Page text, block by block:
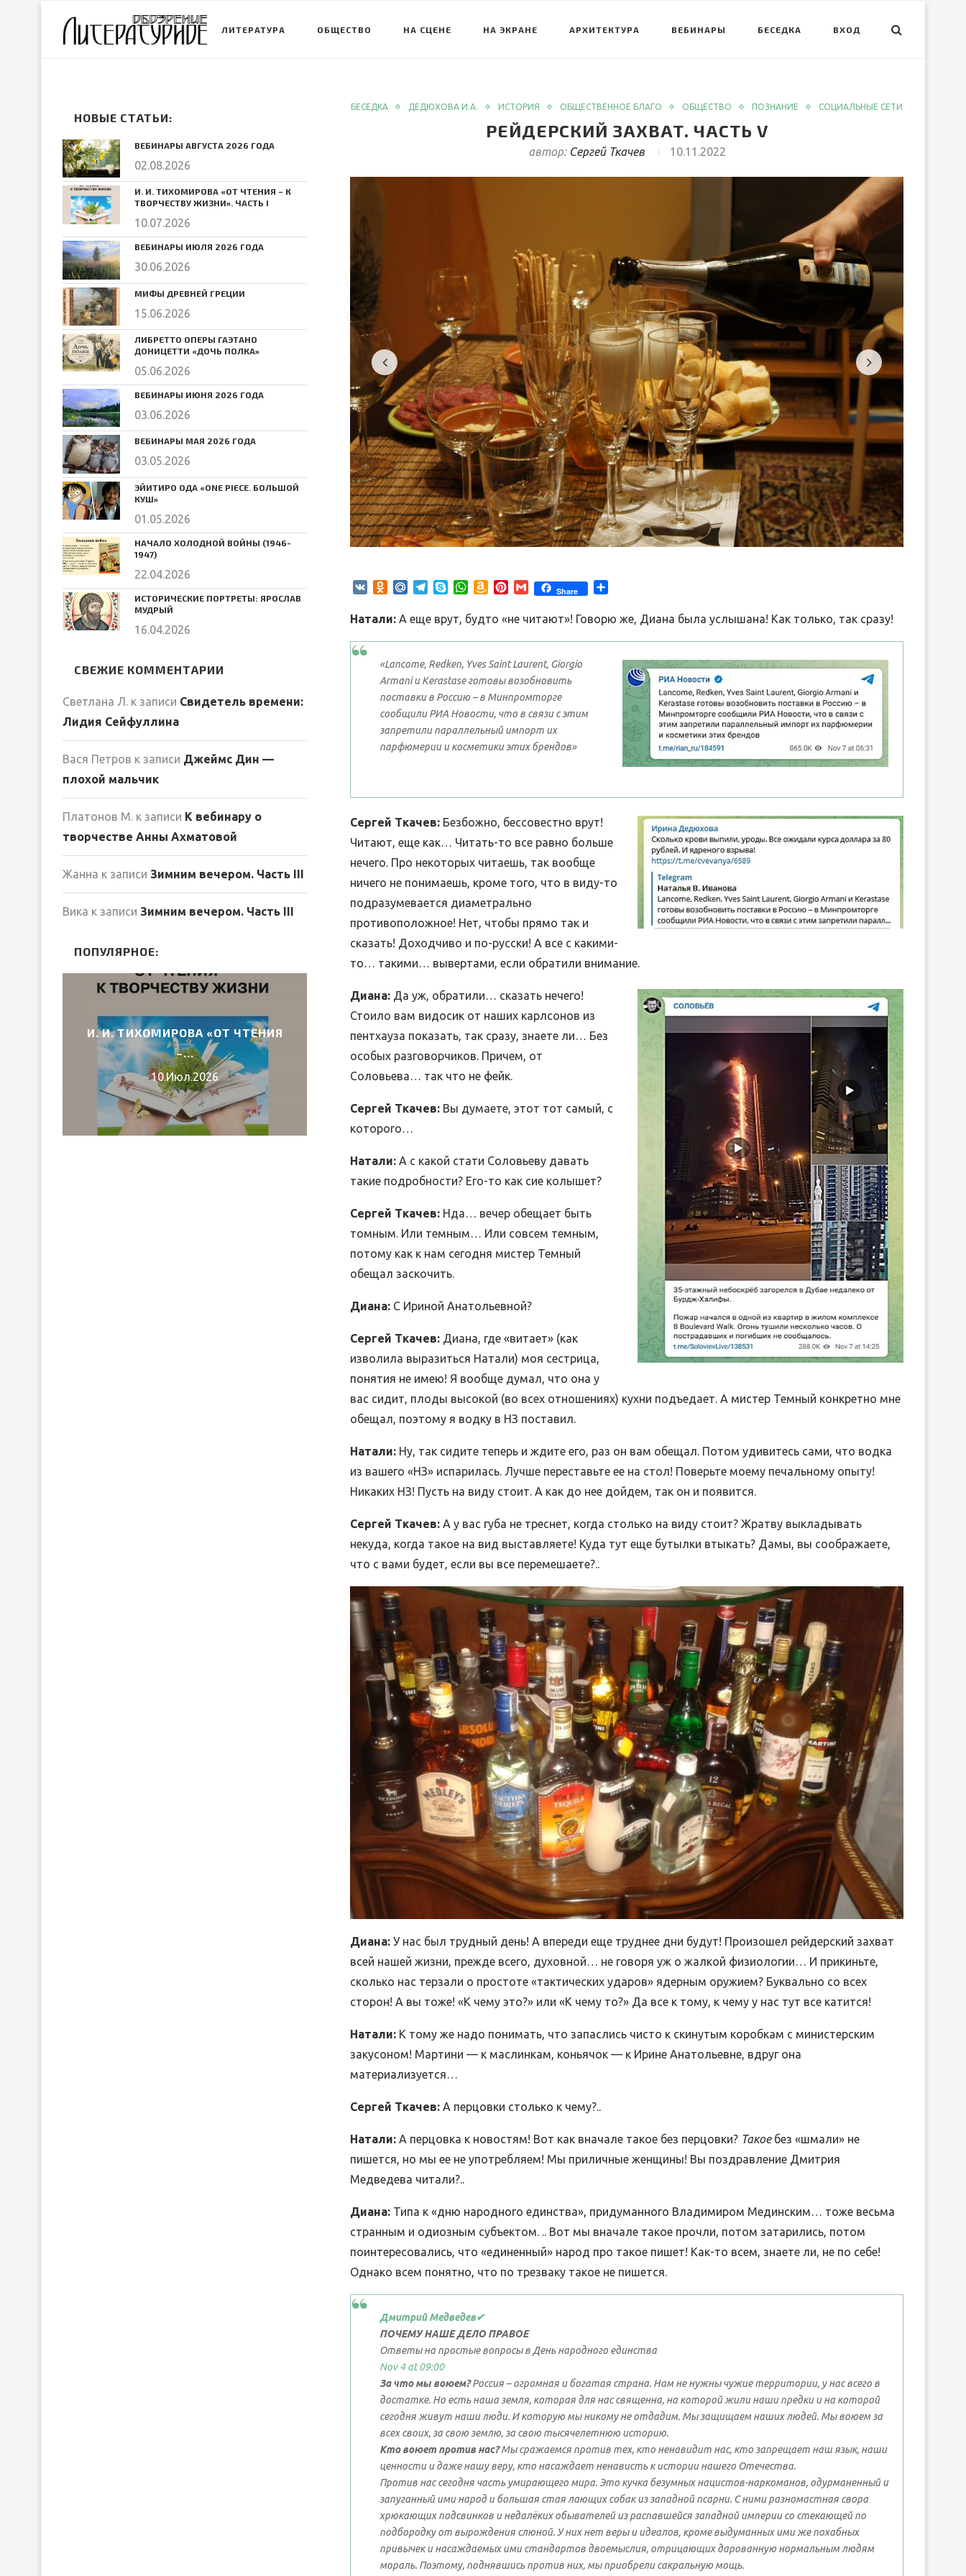
ЛИТЕРАТУРА ОБЩЕСТВО НА СЦЕНЕ НА ЭКРАНЕ АРХИТЕКТУРА ВЕБИНАРЫ БЕСЕДКА ВХОД
БЕСЕДКА ДЕДЮХОВА И.А. ИСТОРИЯ ОБЩЕСТВЕННОЕ БЛАГО ОБЩЕСТВО ПОЗНАНИЕ СОЦИАЛЬНЫЕ СЕТИ
РЕЙДЕРСКИЙ ЗАХВАТ. ЧАСТЬ V
автор: Сергей Ткачев 10.11.2022
VK Odnoklassniki
Mail.RuTelegram
SkypeWhatsApp
Amazon
List
Pinterest
GmailShare
Натали: А еще врут, будто «не читают»! Говорю же, Диана была услышана! Как только, так сразу!
«Lancome, Redken, Yves Saint Laurent, Giorgio
Armani и Kerastase готовы возобновить
поставки в Россию – в Минпромторге
сообщили РИА Новости, что в связи с этим
запретили параллельный импорт их
парфюмерии и косметики этих брендов»
Сергей Ткачев: Безбожно, бессовестно врут!
Читают, еще как… Читать-то все равно больше
нечего. Про некоторых читаешь, так вообще
ничего не понимаешь, кроме того, что в виду-то
подразумевается диаметрально
противоположное! Нет, чтобы прямо так и
сказать! Доходчиво и по-русски! А все с какими-
то… такими… вывертами, если обратили внимание.
Диана: Да уж, обратили… сказать нечего!
Стоило вам видосик от наших карлсонов из
пентхауза показать, так сразу, знаете ли… Без
особых разговорчиков. Причем, от
Соловьева… так что не фейк.
Сергей Ткачев: Вы думаете, этот тот самый, с
которого…
Натали: А с какой стати Соловьеву давать
такие подробности? Его-то как сие колышет?
Сергей Ткачев: Нда… вечер обещает быть
томным. Или темным… Или совсем темным,
потому как к нам сегодня мистер Темный
обещал заскочить.
Диана: С Ириной Анатольевной?
Сергей Ткачев: Диана, где «витает» (как
изволила выразиться Натали) моя сестрица,
понятия не имею! Я вообще думал, что она у
вас сидит, плоды высокой (во всех отношениях) кухни подъедает. А мистер Темный конкретно мне
обещал, поэтому я водку в НЗ поставил.
Натали: Ну, так сидите теперь и ждите его, раз он вам обещал. Потом удивитесь сами, что водка
из вашего «НЗ» испарилась. Лучше переставьте ее на стол! Поверьте моему печальному опыту!
Никаких НЗ! Пусть на виду стоит. А как до нее дойдем, так он и появится.
Сергей Ткачев: А у вас губа не треснет, когда столько на виду стоит? Жратву выкладывать
некуда, когда такое на вид выставляете! Куда тут еще бутылки втыкать? Дамы, вы соображаете,
что с вами будет, если вы все перемешаете?..
Диана: У нас был трудный день! А впереди еще труднее дни будут! Произошел рейдерский захват
всей нашей жизни, прежде всего, духовной… не говоря уж о жалкой физиологии… И прикиньте,
сколько нас терзали о простоте «тактических ударов» ядерным оружием? Буквально со всех
сторон! А вы тоже! «К чему это?» или «К чему то?» Да все к тому, к чему у нас тут все катится!
Натали: К тому же надо понимать, что запаслись чисто к скинутым коробкам с министерским
закусоном! Мартини — к маслинкам, коньячок — к Ирине Анатольевне, вдруг она
материализуется…
Сергей Ткачев: А перцовки столько к чему?..
Натали: А перцовка к новостям! Вот как вначале такое без перцовки? Такоебез «шмали» не
пишется, но мы ее не употребляем! Мы приличные женщины! Вы поздравление Дмитрия
Медведева читали?..
Диана: Типа к «дню народного единства», придуманного Владимиром Мединским… тоже весьма
странным и одиозным субъектом. .. Вот мы вначале такое прочли, потом затарились, потом
поинтересовались, что «единенный» народ про такое пишет! Как-то всем, знаете ли, не по себе!
Однако всем понятно, что по трезваку такое не пишется.
Дмитрий Медведев✔
ПОЧЕМУ НАШЕ ДЕЛО ПРАВОЕ
Ответы на простые вопросы в День народного единства
Nov 4 at 09:00
За что мы воюем?Россия – огромная и богатая страна. Нам не нужны чужие территории, у нас всего в
достатке. Но есть наша земля, которая для нас священна, на которой жили наши предки и на которой
сегодня живут наши люди. И которую мы никому не отдадим. Мы защищаем наших людей. Мы воюем за
всех своих, за свою землю, за свою тысячелетнюю историю.
Кто воюет против нас?Мы сражаемся против тех, кто ненавидит нас, кто запрещает наш язык, наши
ценности и даже нашу веру, кто насаждает ненависть к истории нашего Отечества.
Против нас сегодня часть умирающего мира. Это кучка безумных нацистов-наркоманов, одурманенный и
запуганный ими народ и большая стая лающих собак из западной псарни. С ними разномастная свора
хрюкающих подсвинков и недалёких обывателей из распавшейся западной империи со стекающей по
подбородку от вырождения слюной. У них нет веры и идеалов, кроме выдуманных ими же похабных
привычек и насаждаемых ими стандартов двоемыслия, отрицающих дарованную нормальным людям
мораль. Поэтому, поднявшись против них, мы приобрели сакральную мощь.
НОВЫЕ СТАТЬИ:
ВЕБИНАРЫ АВГУСТА 2026 ГОДА
02.08.2026
И. И. ТИХОМИРОВА «ОТ ЧТЕНИЯ – К
ТВОРЧЕСТВУ ЖИЗНИ». ЧАСТЬ I
10.07.2026
ВЕБИНАРЫ ИЮЛЯ 2026 ГОДА
30.06.2026
МИФЫ ДРЕВНЕЙ ГРЕЦИИ
15.06.2026
ЛИБРЕТТО ОПЕРЫ ГАЭТАНО
ДОНИЦЕТТИ «ДОЧЬ ПОЛКА»
05.06.2026
ВЕБИНАРЫ ИЮНЯ 2026 ГОДА
03.06.2026
ВЕБИНАРЫ МАЯ 2026 ГОДА
03.05.2026
ЭЙИТИРО ОДА «ONE PIECE. БОЛЬШОЙ
КУШ»
01.05.2026
НАЧАЛО ХОЛОДНОЙ ВОЙНЫ (1946-
1947)
22.04.2026
ИСТОРИЧЕСКИЕ ПОРТРЕТЫ: ЯРОСЛАВ
МУДРЫЙ
16.04.2026
СВЕЖИЕ КОММЕНТАРИИ
Светлана Л. к записи Свидетель времени:
Лидия Сейфуллина
Вася Петров к записи Джеймс Дин —
плохой мальчик
Платонов М. к записи К вебинару о
творчестве Анны Ахматовой
Жанна к записи Зимним вечером. Часть III
Вика к записи Зимним вечером. Часть III
ПОПУЛЯРНОЕ:
И. И. ТИХОМИРОВА «ОТ ЧТЕНИЯ
–...
10.Июл.2026
ВЕБИНАРЫ ИЮЛЯ 2026 ГОДА
30.Июн.2026
МИФЫ ДРЕВНЕЙ ГРЕЦИИ
ЛИБРЕТТО ОПЕРЫ
ДОНИЦЕТТИ «ДОЧЬ
05.Июн.2026